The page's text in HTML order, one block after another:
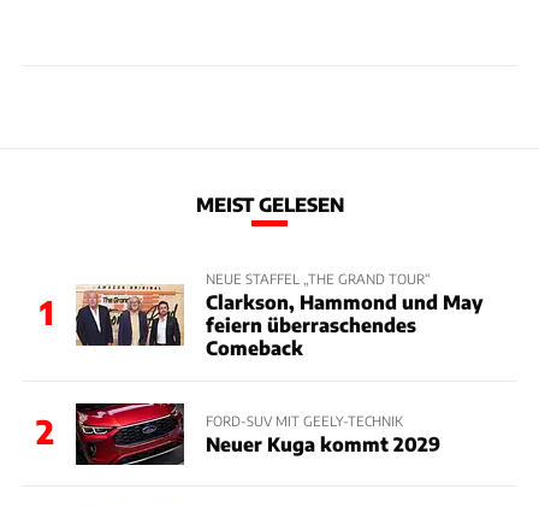
MEIST GELESEN
1
NEUE STAFFEL „THE GRAND TOUR“
Clarkson, Hammond und May
feiern überraschendes
Comeback
2 FORD-SUV MIT GEELY-TECHNIK
Neuer Kuga kommt 2029